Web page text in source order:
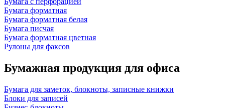
Бумага форматная
Бумага форматная белая
Бумага писчая
Бумага форматная цветная
Рулоны для факсов
Бумажная продукция для офиса
Бумага для заметок, блокноты, записные книжки
Блоки для записей